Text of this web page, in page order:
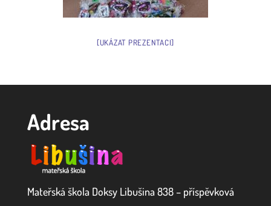
[UKÁZAT PREZENTACI]
Adresa
Mateřská škola Doksy Libušina 838 – příspěvková